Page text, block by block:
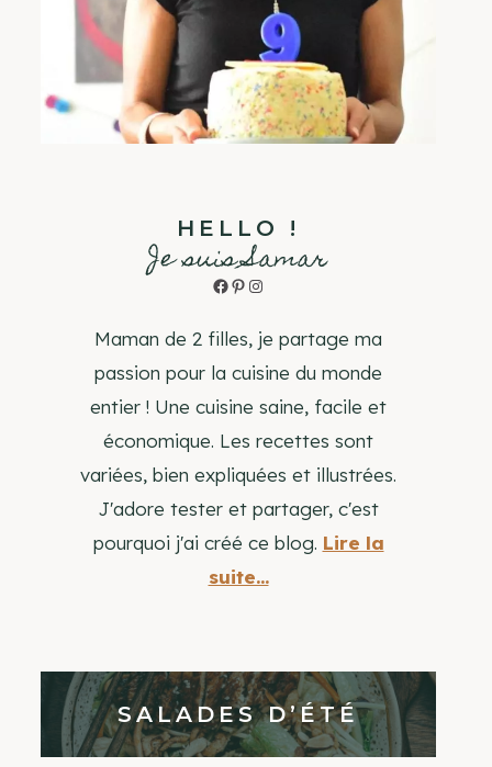
HELLO !
Je suis Samar
Facebook
Pinterest
Instagram
Maman de 2 filles, je partage ma
passion pour la cuisine du monde
entier ! Une cuisine saine, facile et
économique. Les recettes sont
variées, bien expliquées et illustrées.
J'adore tester et partager, c'est
pourquoi j'ai créé ce blog. Lire la
suite...
SALADES D’ÉTÉ